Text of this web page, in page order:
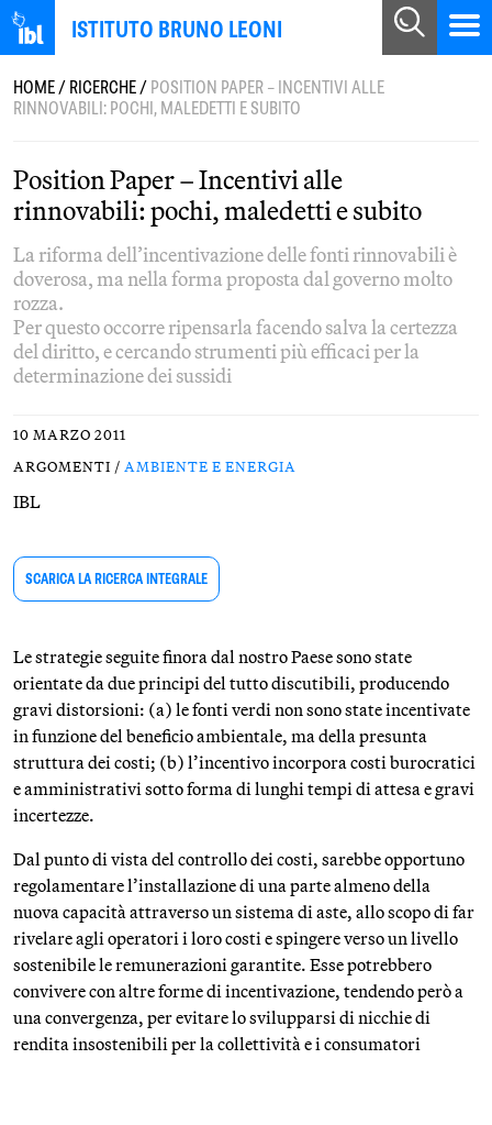
ISTITUTO BRUNO LEONI
HOME/RICERCHE/POSITION PAPER – INCENTIVI ALLE
RINNOVABILI: POCHI, MALEDETTI E SUBITO
Position Paper – Incentivi alle
rinnovabili: pochi, maledetti e subito
La riforma dell’incentivazione delle fonti rinnovabili è
doverosa, ma nella forma proposta dal governo molto
rozza.
Per questo occorre ripensarla facendo salva la certezza
del diritto, e cercando strumenti più efficaci per la
determinazione dei sussidi
10 MARZO 2011
ARGOMENTI / AMBIENTE E ENERGIA
IBL
SCARICA LA RICERCA INTEGRALE
Le strategie seguite finora dal nostro Paese sono state
orientate da due principi del tutto discutibili, producendo
gravi distorsioni: (a) le fonti verdi non sono state incentivate
in funzione del beneficio ambientale, ma della presunta
struttura dei costi; (b) l’incentivo incorpora costi burocratici
e amministrativi sotto forma di lunghi tempi di attesa e gravi
incertezze.
Dal punto di vista del controllo dei costi, sarebbe opportuno
regolamentare l’installazione di una parte almeno della
nuova capacità attraverso un sistema di aste, allo scopo di far
rivelare agli operatori i loro costi e spingere verso un livello
sostenibile le remunerazioni garantite. Esse potrebbero
convivere con altre forme di incentivazione, tendendo però a
una convergenza, per evitare lo svilupparsi di nicchie di
rendita insostenibili per la collettività e i consumatori